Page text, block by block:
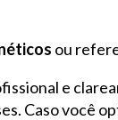
ou
e
Caso você